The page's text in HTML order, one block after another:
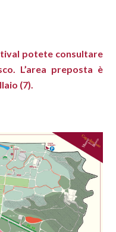
potete consultare
. L’area preposta è
(7).